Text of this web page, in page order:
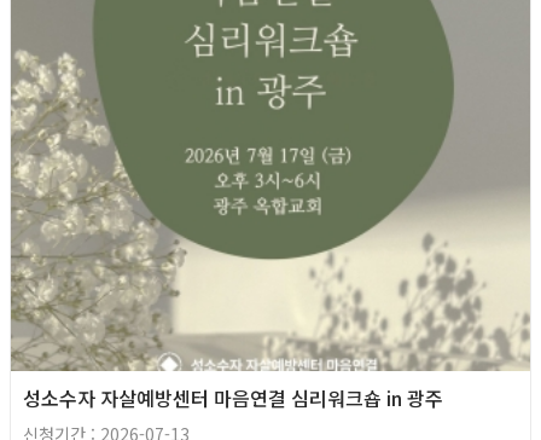
성소수자 자살예방센터 마음연결 심리워크숍 in 광주
신청기간 : 2026-07-13